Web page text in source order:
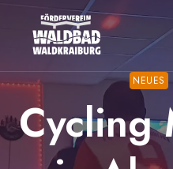
springen
NEUES
Cycling